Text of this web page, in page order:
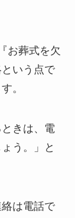
お葬式を欠
いう点で
。
きは、電
う。」と
は電話で